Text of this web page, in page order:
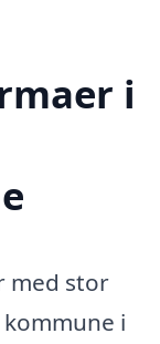
i
med stor
i